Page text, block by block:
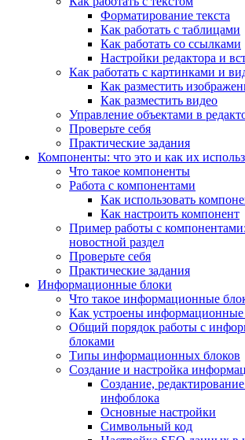
Форматирование текста
Как работать с таблицами
Как работать со ссылками
Настройки редактора и
Как работать с картинками и
Как разместить
Как разместить видео
Управление объектами в
Проверьте себя
Практические задания
Компоненты: что это и как их
Что такое компоненты
Работа с компонентами
Как использовать
Как настроить компонент
Пример работы с
новостной раздел
Проверьте себя
Практические задания
Информационные блоки
Что такое информационные
Как устроены информационные
Общий порядок работы с
блоками
Типы информационных блоков
Создание и настройка
Создание,
инфоблока
Основные настройки
Символьный код